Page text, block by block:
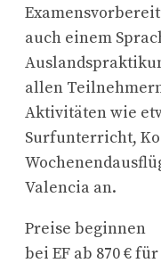
auch einem
allen
Aktivitäten wie
Surfunterricht,
Valencia an.
Preise beginnen
bei EF ab 870 €